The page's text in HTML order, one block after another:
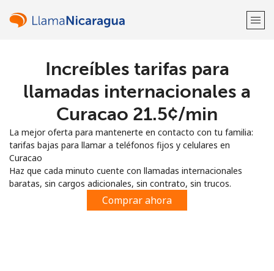
¡Bienvenido!
Regístrate con
o
Increíbles tarifas para
llamadas internacionales a
Curacao ⁦21.5¢⁩/min
La mejor oferta para mantenerte en contacto con tu familia:
tarifas bajas para llamar a teléfonos fijos y celulares en
Curacao
Haz que cada minuto cuente con llamadas internacionales
baratas, sin cargos adicionales, sin contrato, sin trucos.
Comprar ahora